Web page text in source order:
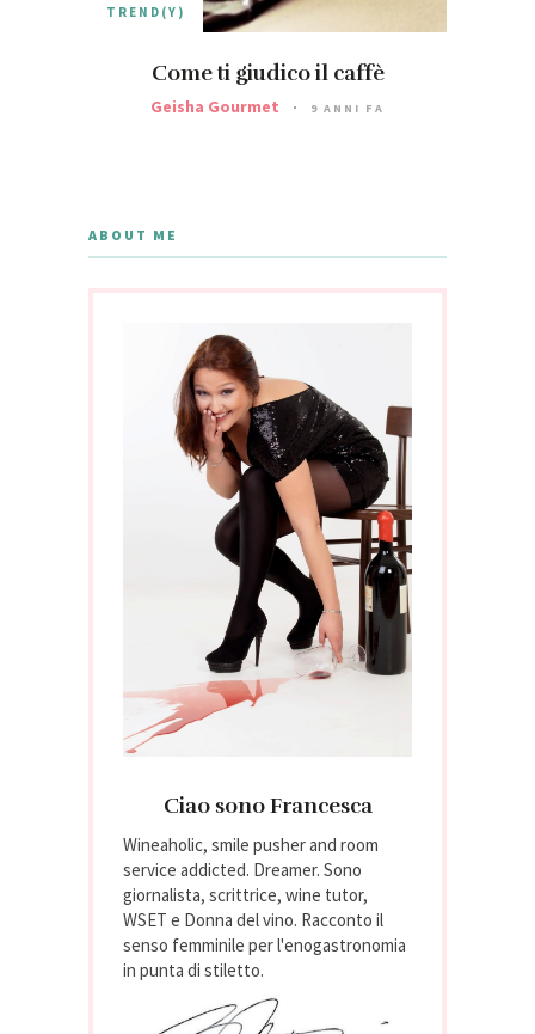
TREND(Y)
Come ti giudico il caffè
Geisha Gourmet 9 ANNI FA
ABOUT ME
Ciao sono Francesca
Wineaholic, smile pusher and room
service addicted. Dreamer. Sono
giornalista, scrittrice, wine tutor,
WSET e Donna del vino. Racconto il
senso femminile per l'enogastronomia
in punta di stiletto.